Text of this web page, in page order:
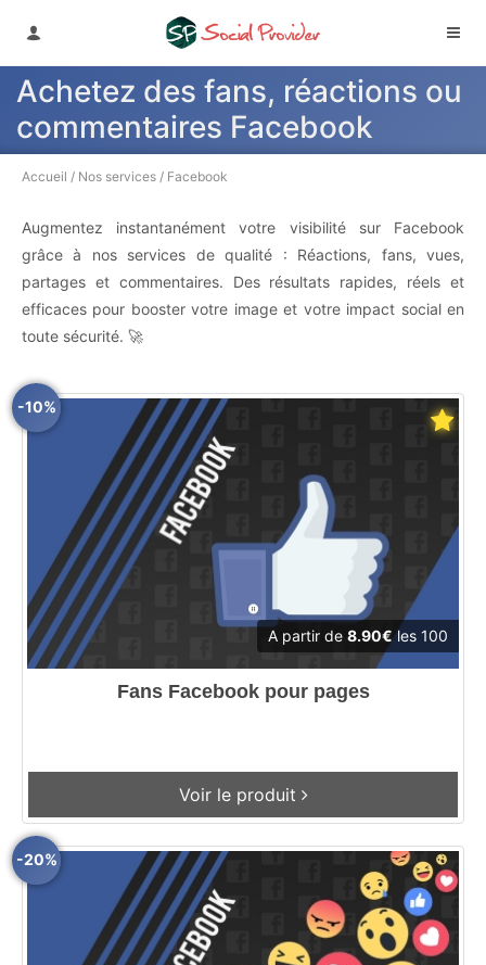
Achetez des fans, réactions ou
commentaires Facebook
Accueil / Nos services / Facebook
Augmentez instantanément votre visibilité sur Facebook
grâce à nos services de qualité : Réactions, fans, vues,
partages et commentaires. Des résultats rapides, réels et
efficaces pour booster votre image et votre impact social en
toute sécurité. 🚀
A partir de 8.90€les 100
Fans Facebook pour pages
Voir le produit
-10%
-20%